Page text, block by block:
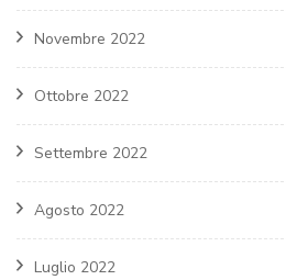
Novembre 2022
Ottobre 2022
Settembre 2022
Agosto 2022
Luglio 2022